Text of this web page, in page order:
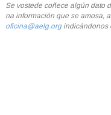
Se vostede coñece algún dato
na información que se amosa,
oficina@aelg.orgindicándonos